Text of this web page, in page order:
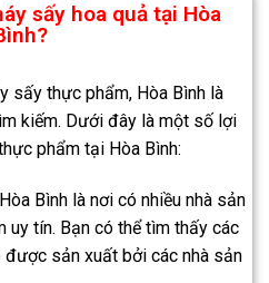
sấy hoa quả tại Hòa
sấy thực phẩm, Hòa Bình là
kiếm. Dưới đây là một số lợi
phẩm tại Hòa Bình:
Bình là nơi có nhiều nhà sản
uy tín. Bạn có thể tìm thấy các
sản xuất bởi các nhà sản